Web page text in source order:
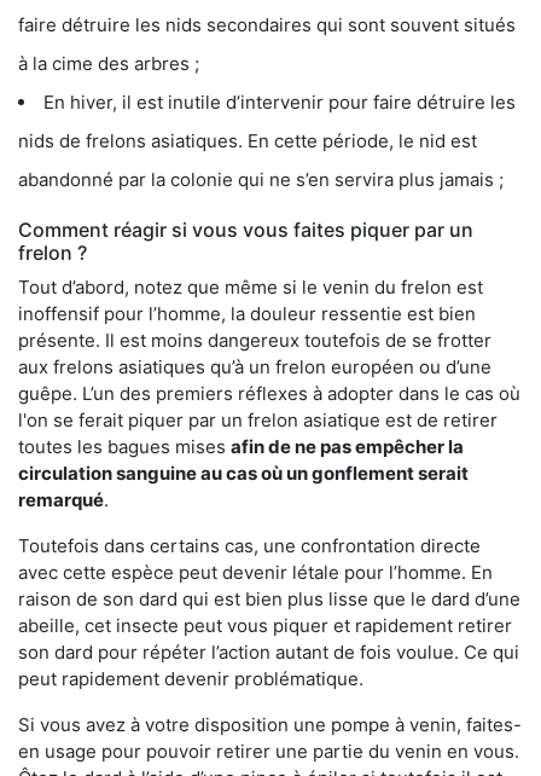
faire détruire les nids secondaires qui sont souvent situés
à la cime des arbres ;
En hiver, il est inutile d’intervenir pour faire détruire les
nids de frelons asiatiques. En cette période, le nid est
abandonné par la colonie qui ne s’en servira plus jamais ;
Comment réagir si vous vous faites piquer par un
frelon ?
Tout d’abord, notez que même si le venin du frelon est
inoffensif pour l’homme, la douleur ressentie est bien
présente. Il est moins dangereux toutefois de se frotter
aux frelons asiatiques qu’à un frelon européen ou d’une
guêpe. L’un des premiers réflexes à adopter dans le cas où
l'on se ferait piquer par un frelon asiatique est de retirer
toutes les bagues mises afin de ne pas empêcher la
circulation sanguine au cas où un gonflement serait
remarqué.
Toutefois dans certains cas, une confrontation directe
avec cette espèce peut devenir létale pour l’homme. En
raison de son dard qui est bien plus lisse que le dard d’une
abeille, cet insecte peut vous piquer et rapidement retirer
son dard pour répéter l’action autant de fois voulue. Ce qui
peut rapidement devenir problématique.
Si vous avez à votre disposition une pompe à venin, faites-
en usage pour pouvoir retirer une partie du venin en vous.